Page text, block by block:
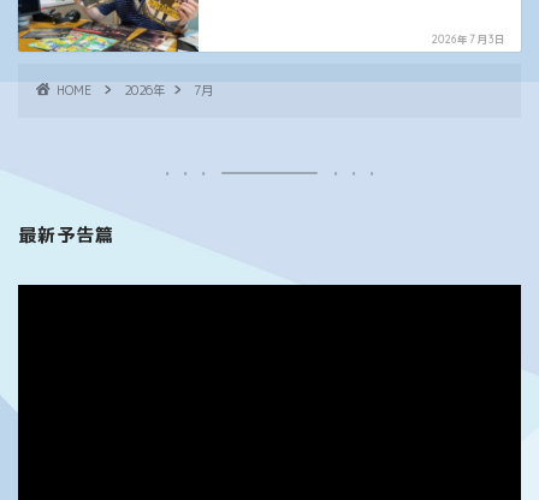
2026年7月3日
HOME 2026年 7月
最新予告篇